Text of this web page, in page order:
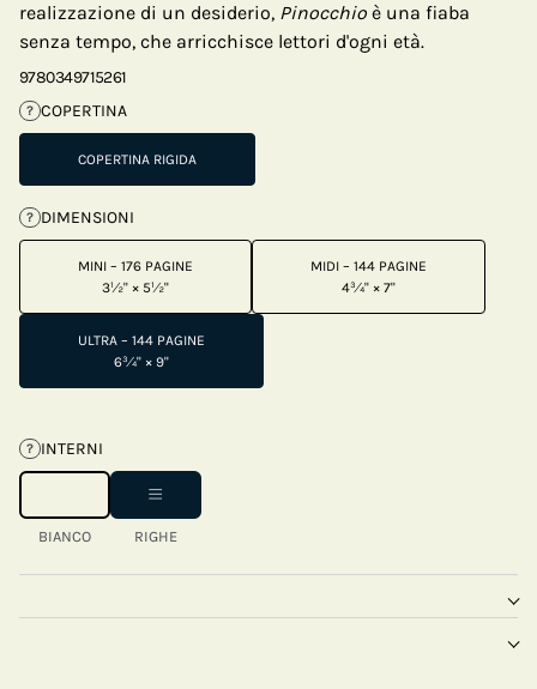
realizzazione di un desiderio, Pinocchio è una fiaba
senza tempo, che arricchisce lettori d'ogni età.
9780349715261
? COPERTINA
COPERTINA RIGIDA
? DIMENSIONI
MINI – 176 PAGINE
3½" × 5½"
MIDI – 144 PAGINE
4¾" × 7"
ULTRA – 144 PAGINE
6¾" × 9"
? INTERNI
BIANCO RIGHE